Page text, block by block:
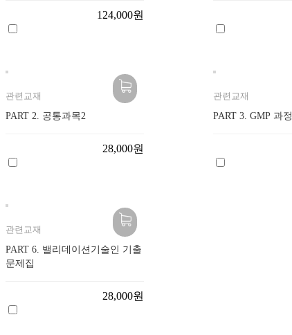
124,000원
관련교재
PART 2. 공통과목2
28,000원
관련교재
PART 3. GMP 과정
관련교재
PART 6. 밸리데이션기술인 기출
문제집
28,000원